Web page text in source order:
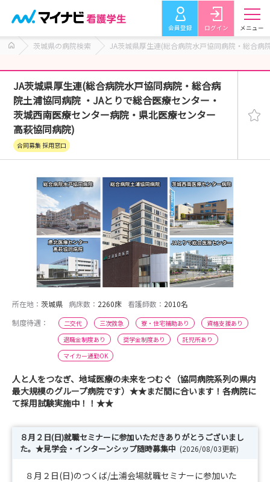
会員登録 ログイン メニュー
茨城県の病院検索 JA茨城県厚生連(総合病院水戸協同病院・総合
JA茨城県厚生連(総合病院水戸協同病院・総合病
院土浦協同病院 ・JAとりで総合医療センター・
茨城西南医療センター病院・県北医療センター
高萩協同病院)
合同募集 採用窓口
所在地： 茨城県 病床数： 2260床 看護師数： 2010名
制度待遇：
二交代 三次救急 寮・住宅補助あり
資格支援あり
退職金制度あり
奨学金制度あり
託児所あり
マイカー通勤OK
人と人をつなぎ、地域医療の未来をつむぐ（協同病院系列の県内
最大規模のグループ病院です）★★まだ間に合います！各病院に
て採用試験実施中！！★★
８月２日(日)就職セミナーに参加いただきありがとうございまし
た。★見学会・インターンシップ随時募集中 (2026/08/03更新)
８月２日(日)のつくば/土浦会場就職セミナーに参加いた